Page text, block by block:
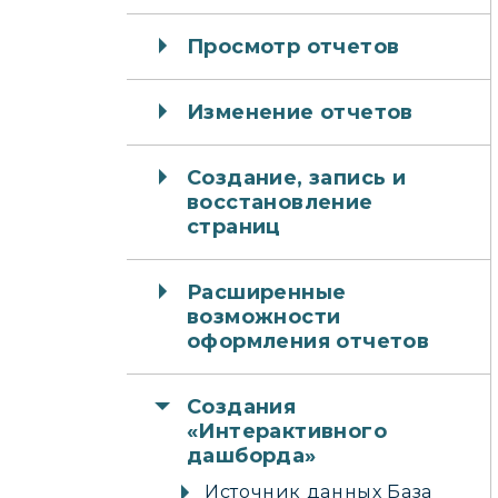
Просмотр отчетов
Изменение отчетов
Создание, запись и
восстановление
страниц
Расширенные
возможности
оформления отчетов
Создания
«Интерактивного
дашборда»
Источник данных База